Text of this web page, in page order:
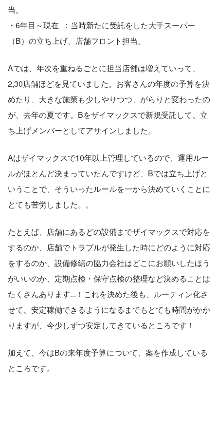
当。
・6年目～現在  ：当時新たに受託をした大手スーパー
（B）の立ち上げ、店舗フロント担当。
Aでは、年次を重ねるごとに担当店舗は増えていって、
2,30店舗ほどを見ていました。お客さんの年度の予算を決
めたり、大きな施策も少しやりつつ、がらりと変わったの
が、去年の夏です。Bをザイマックスで新規受託して、立
ち上げメンバーとしてアサインしました。
Aはザイマックスで10年以上管理しているので、運用ルー
ルがほとんど決まっていたんですけど、Bでは立ち上げと
いうことで、そういったルールを一から決めていくことに
とても苦労しました。。
たとえば、店舗にあるどの設備までザイマックスで対応を
するのか、店舗でトラブルが発生した時にどのように対応
をするのか、設備修繕の協力会社はどこにお願いしたほう
がいいのか、定期点検・保守点検の整理など決めることは
たくさんあります...！これを決めた後も、ルーティン化さ
せて、安定稼働できるようになるまでもとても時間がかか
りますが、今少しずつ安定してきているところです！
加えて、今はBの来年度予算について、案を作成している
ところです。